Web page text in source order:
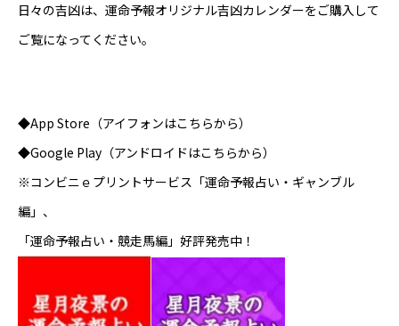
日々の吉凶は、運命予報オリジナル吉凶カレンダーをご購入して
ご覧になってください。
◆App Store（アイフォンはこちらから）
◆Google Play（アンドロイドはこちらから）
※コンビニｅプリントサービス「運命予報占い・ギャンブル
編」、
「運命予報占い・競走馬編」好評発売中！